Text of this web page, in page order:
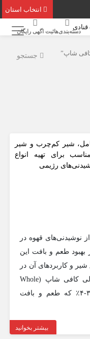
انتخاب استان
دسته‌بندی‌هاثبت اگهی رایگان
جستجو شاپ”
نوشیدنی‌های قهوه در
طعم و بافت این
و کاربردهای آن در
کافی‌شاپ‌ها می‌پردازیم: ۱. شیر معمولی کافی شاپ (Whole
Milk) توضیحات: شیر کامل با چربی ۳-۴٪ که طعم و بافت
بیشتر بخوانید